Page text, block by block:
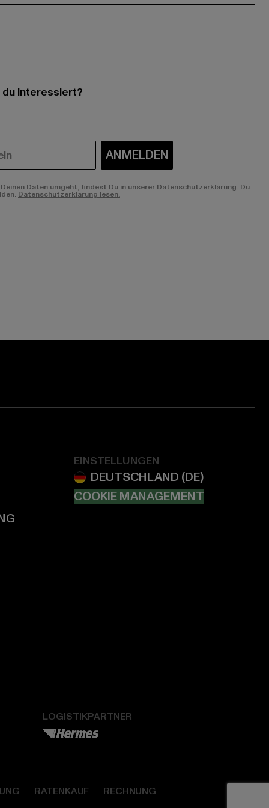
interessiert?
ANMELDEN
Daten umgeht, findest Du in unserer Datenschutzerklärung. Du
Datenschutzerklärung lesen.
EINSTELLUNGEN
COOKIE MANAGEMENT
LOGISTIKPARTNER
RATENKAUF RECHNUNG